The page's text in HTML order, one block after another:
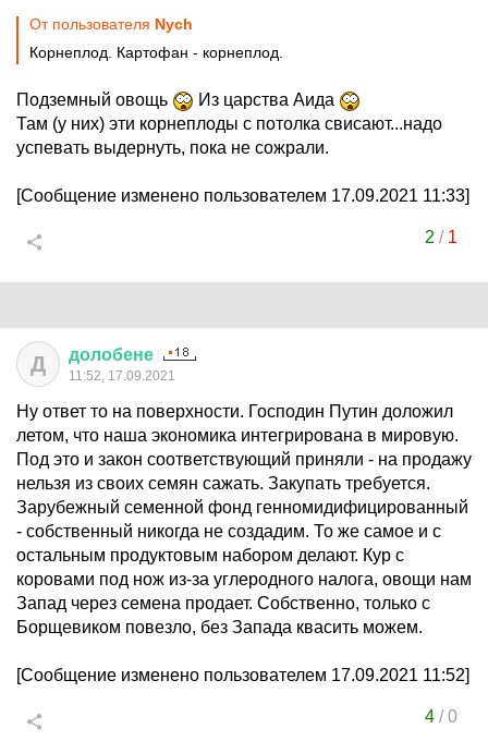
От пользователя Nych
Корнеплод. Картофан - корнеплод.
Подземный овощь
Из царства Аида
Там (у них) эти корнеплоды с потолка свисают...надо
успевать выдернуть, пока не сожрали.
[Сообщение изменено пользователем 17.09.2021 11:33]
2 / 1
Д долобене
11:52, 17.09.2021
Ну ответ то на поверхности. Господин Путин доложил
летом, что наша экономика интегрирована в мировую.
Под это и закон соответствующий приняли - на продажу
нельзя из своих семян сажать. Закупать требуется.
Зарубежный семенной фонд генномидифицированный
- собственный никогда не создадим. То же самое и с
остальным продуктовым набором делают. Кур с
коровами под нож из-за углеродного налога, овощи нам
Запад через семена продает. Собственно, только с
Борщевиком повезло, без Запада квасить можем.
[Сообщение изменено пользователем 17.09.2021 11:52]
4/0